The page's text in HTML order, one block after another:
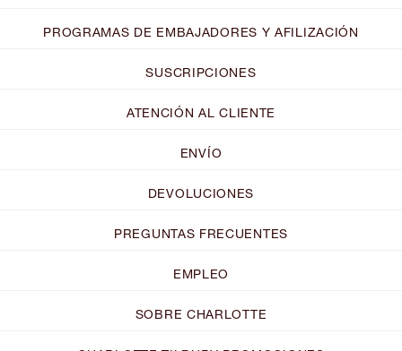
PROGRAMAS DE EMBAJADORES Y AFILIZACIÓN
SUSCRIPCIONES
ATENCIÓN AL CLIENTE
ENVÍO
DEVOLUCIONES
PREGUNTAS FRECUENTES
EMPLEO
SOBRE CHARLOTTE